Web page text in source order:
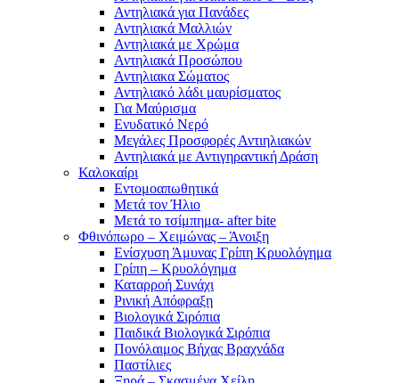
Αντηλιακά για Πανάδες
Αντηλιακά Μαλλιών
Αντηλιακά με Χρώμα
Αντηλιακά Προσώπου
Αντηλιακα Σώματος
Αντηλιακό λάδι μαυρίσματος
Για Μαύρισμα
Ενυδατικό Νερό
Μεγάλες Προσφορές Αντιηλιακών
Αντηλιακά με Αντιγηραντική Δράση
Καλοκαίρι
Εντομοαπωθητικά
Μετά τον Ήλιο
Μετά το τσίμπημα- after bite
Φθινόπωρο – Χειμώνας – Άνοιξη
Ενίσχυση Άμυνας Γρίπη Κρυολόγημα
Γρίπη – Κρυολόγημα
Καταρροή Συνάχι
Ρινική Απόφραξη
Βιολογικά Σιρόπια
Παιδικά Βιολογικά Σιρόπια
Πονόλαιμος Βήχας Βραχνάδα
Παστίλιες